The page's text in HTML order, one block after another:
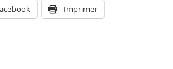
Imprimer